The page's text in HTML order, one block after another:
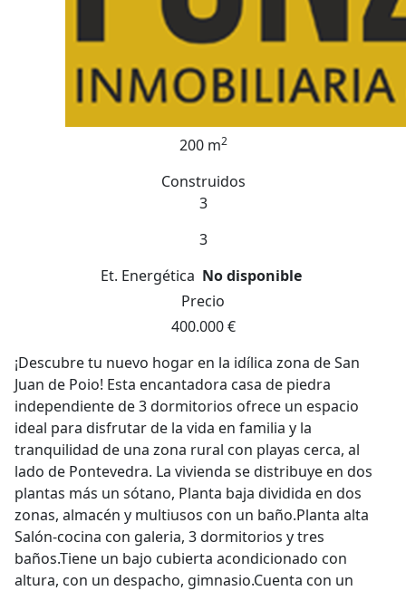
200 m2
Construidos
3
3
Et. Energética No disponible
Precio
400.000 €
¡Descubre tu nuevo hogar en la idílica zona de San
Juan de Poio! Esta encantadora casa de piedra
independiente de 3 dormitorios ofrece un espacio
ideal para disfrutar de la vida en familia y la
tranquilidad de una zona rural con playas cerca, al
lado de Pontevedra. La vivienda se distribuye en dos
plantas más un sótano, Planta baja dividida en dos
zonas, almacén y multiusos con un baño.Planta alta
Salón-cocina con galeria, 3 dormitorios y tres
baños.Tiene un bajo cubierta acondicionado con
altura, con un despacho, gimnasio.Cuenta con un